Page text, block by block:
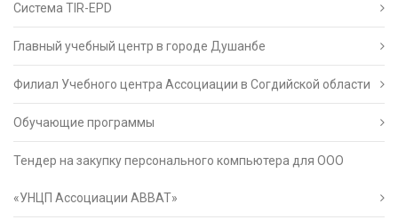
Система TIR-EPD
Главный учебный центр в городе Душанбе
Филиал Учебного центра Ассоциации в Согдийской области
Обучающие программы
Тендер на закупку персонального компьютера для ООО
«УНЦП Ассоциации АВВАТ»